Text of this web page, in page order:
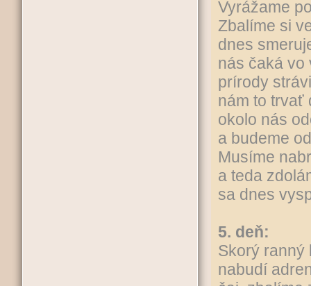
Vyrážame
Zbalíme si
dnes
nás čaká vo
prírody
nám to trvať
okolo nás
a budeme
Musíme
a teda
sa dnes
5. deň:
Skorý ranný
nabudí